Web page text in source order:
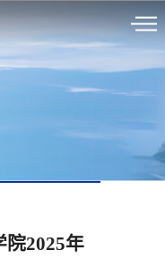
院2025年